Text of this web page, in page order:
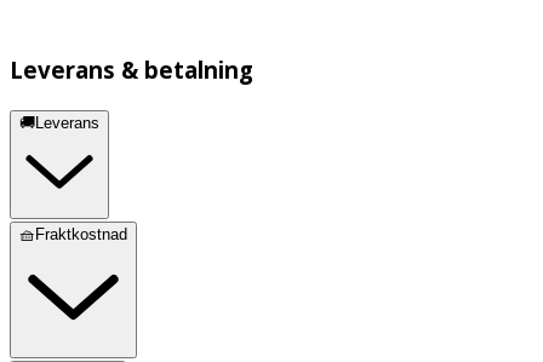
Leverans & betalning
🚚Leverans
🧺Fraktkostnad